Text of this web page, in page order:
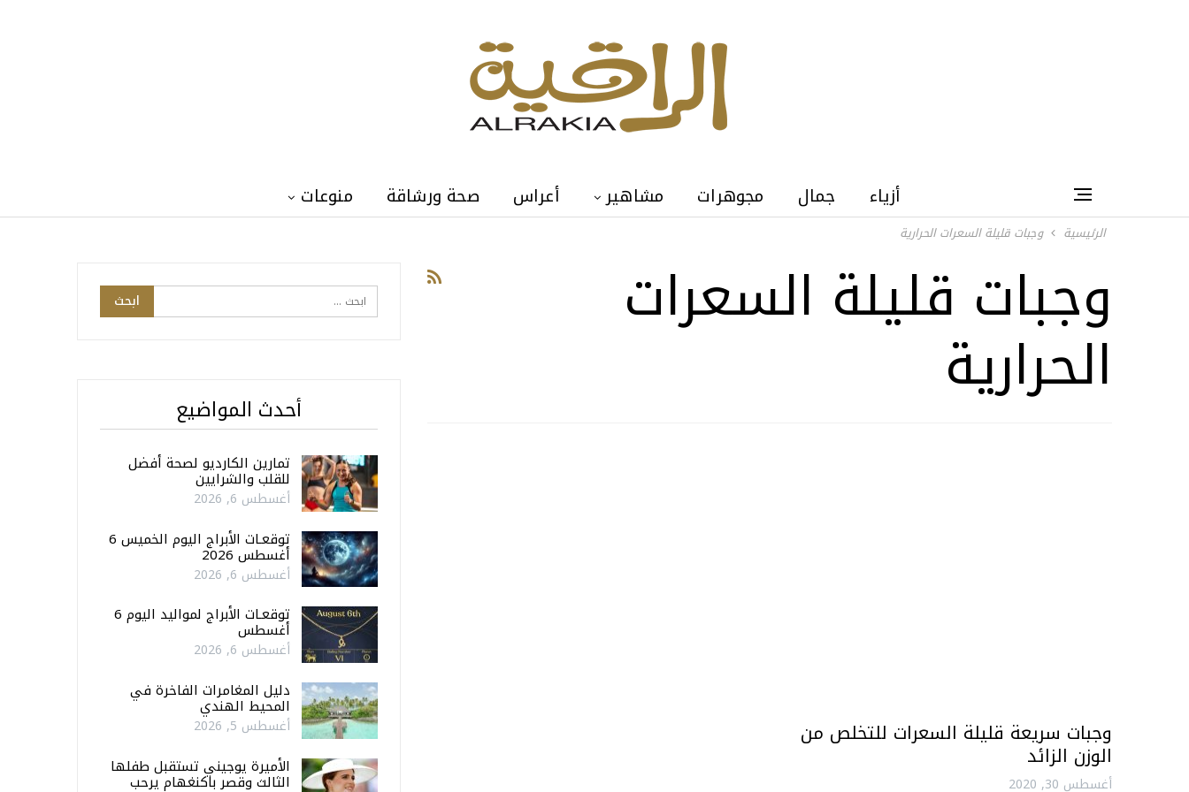
أزياء جمال مجوهرات مشاهير أعراس صحة ورشاقة منوعات
الرئيسية وجبات قليلة السعرات الحرارية
وجبات قليلة السعرات
الحرارية
وجبات سريعة قليلة السعرات للتخلص من
الوزن الزائد
أغسطس 30, 2020
أحدث المواضيع
تمارين الكارديو لصحة أفضل
للقلب والشرايين
أغسطس 6, 2026
توقعـات الأبراج اليوم الخميس 6
أغسطس 2026
أغسطس 6, 2026
توقعـات الأبراج لمواليد اليوم 6
أغسطس
أغسطس 6, 2026
دليل المغامرات الفاخرة في
المحيط الهندي
أغسطس 5, 2026
الأميرة يوجيني تستقبل طفلها
الثالث وقصر باكنغهام يرحب